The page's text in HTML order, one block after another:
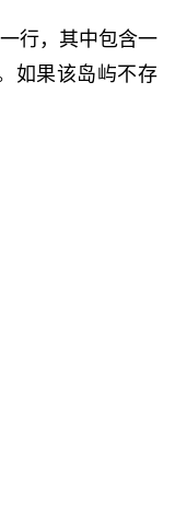
行，其中包含一
如果该岛屿不存